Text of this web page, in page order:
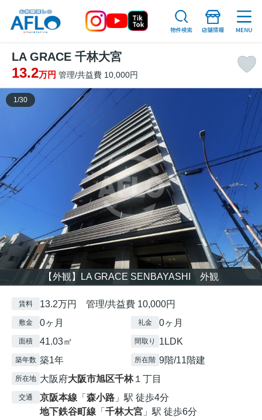
LA GRACE 千林大宮
13.2万円 管理/共益費 10,000円
【外観】LA GRACE SENBAYASHI 外観
1 /30
賃料 13.2万円 管理/共益費 10,000円
敷金 0ヶ月 礼金 0ヶ月
面積 41.03㎡ 間取り 1LDK
築年数 築1年 所在階 9階/11階建
所在地 大阪府大阪市旭区千林１丁目
交通 京阪本線 「 森小路 」駅 徒歩4分
地下鉄谷町線 「 千林大宮 」駅 徒歩6分